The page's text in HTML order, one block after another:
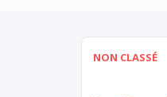
NON CLASSÉ